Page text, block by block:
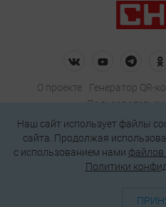
О проекте Генератор QR-
Политика
Подписаться
127018, Москва, ул. Полковая,
Наш сайт использует файлы
сайта. Продолжая
c использованием нами файлов
Политики